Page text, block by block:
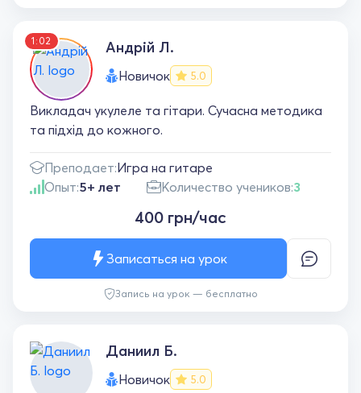
1:02 Андрій Л.
Новичок 5.0
Викладач укулеле та гітари. Сучасна методика
та підхід до кожного.
Преподает:Игра на гитаре
Опыт:5+ лет Количество учеников:3
400 грн/час
Запись на урок — бесплатно
Записаться на урок
Даниил Б.
Новичок 5.0